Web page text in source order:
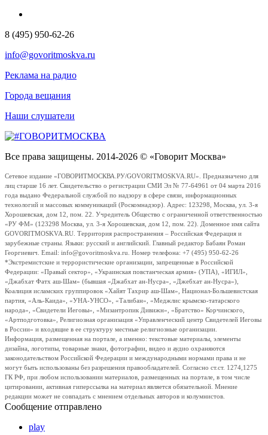
8 (495) 950-62-26
info@govoritmoskva.ru
Реклама на радио
Города вещания
Наши слушатели
Все права защищены. 2014-2026 © «Говорит Москва»
Сетевое издание «ГОВОРИТМОСКВА.РУ/GOVORITMOSKVA.RU». Предназначено для
лиц старше 16 лет. Свидетельство о регистрации СМИ Эл № 77-64961 от 04 марта 2016
года выдано Федеральной службой по надзору в сфере связи, информационных
технологий и массовых коммуникаций (Роскомнадзор). Адрес: 123298, Москва, ул. 3-я
Хорошевская, дом 12, пом. 22. Учредитель Общество с ограниченной ответственностью
«РУ ФМ» (123298 Москва, ул. 3-я Хорошевская, дом 12, пом. 22). Доменное имя сайта
GOVORITMOSKVA.RU. Территория распространения – Российская Федерация и
зарубежные страны. Языки: русский и английский. Главный редактор Бабаян Роман
Георгиевич. Email: info@govoritmoskva.ru. Номер телефона: +7 (495) 950-62-26
*Экстремистские и террористические организации, запрещенные в Российской
Федерации: «Правый сектор», «Украинская повстанческая армия» (УПА), «ИГИЛ»,
«Джабхат Фатх аш-Шам» (бывшая «Джабхат ан-Нусра», «Джебхат ан-Нусра»),
Коалиция исламских группировок «Хайят Тахрир аш-Шам», Национал-Большевистская
партия, «Аль-Каида», «УНА-УНСО», «Талибан», «Меджлис крымско-татарского
народа», «Свидетели Иеговы», «Мизантропик Дивижн», «Братство» Корчинского,
«Артподготовка», Религиозная организация «Управленческий центр Свидетелей Иеговы
в России» и входящие в ее структуру местные религиозные организации.
Информация, размещенная на портале, а именно: текстовые материалы, элементы
дизайна, логотипы, товарные знаки, фотографии, видео и аудио охраняются
законодательством Российской Федерации и международными нормами права и не
могут быть использованы без разрешения правообладателей. Согласно ст.ст. 1274,1275
ГК РФ, при любом использовании материалов, размещенных на портале, в том числе
цитировании, активная гиперссылка на материал является обязательной. Мнение
редакции может не совпадать с мнением отдельных авторов и колумнистов.
Сообщение отправлено
play